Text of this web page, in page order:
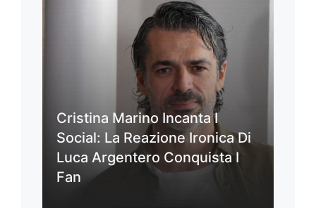
Cristina Marino Incanta I
Social: La Reazione Ironica Di
Luca Argentero Conquista I
Fan